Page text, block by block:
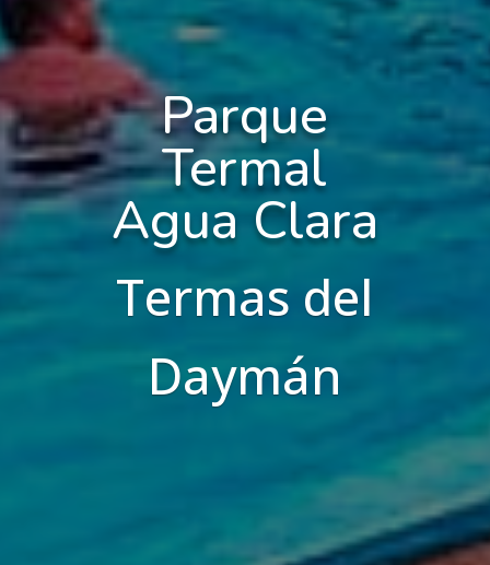
Parque
Termal
Agua Clara
Termas del
Daymán